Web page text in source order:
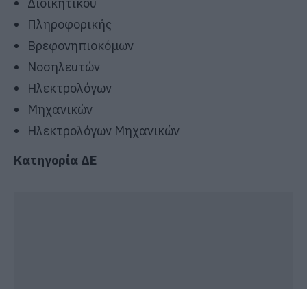
Πληροφορικής
Βρεφονηπιοκόμων
Νοσηλευτών
Ηλεκτρολόγων
Μηχανικών
Ηλεκτρολόγων Μηχανικών
Κατηγορία ΔΕ